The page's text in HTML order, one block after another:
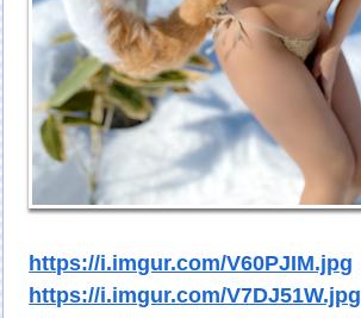
https://i.imgur.com/V60PJIM.jpg
https://i.imgur.com/V7DJ51W.jpg